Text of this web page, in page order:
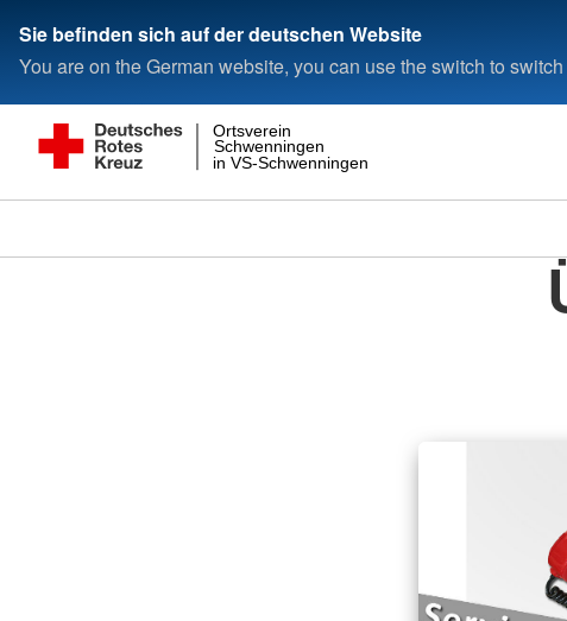
Sie befinden sich auf der deutschen Website
You are on the German website, you can use the switch to
in VS-Schwenningen
Schwenningen
Ortsverein